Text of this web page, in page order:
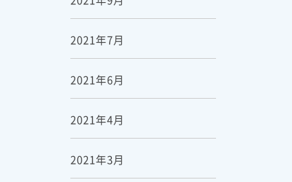
2021年7月
2021年6月
2021年4月
2021年3月